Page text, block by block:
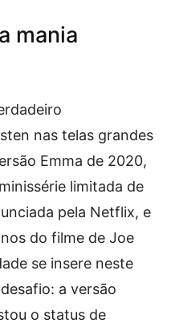
mania
nas telas grandes
Emma de 2020,
limitada de
pela Netflix, e
do filme de Joe
se insere neste
a versão
o status de